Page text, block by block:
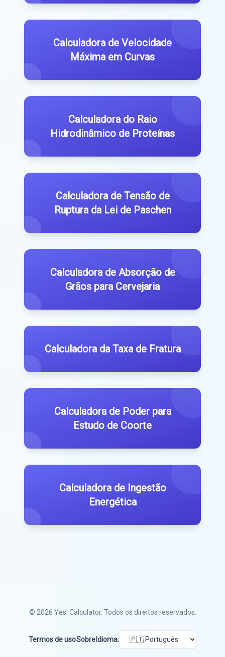
Calculadora de Velocidade
Máxima em Curvas
Calculadora do Raio
Hidrodinâmico de Proteínas
Calculadora de Tensão de
Ruptura da Lei de Paschen
Calculadora de Absorção de
Grãos para Cervejaria
Calculadora da Taxa de Fratura
Calculadora de Poder para
Estudo de Coorte
Calculadora de Ingestão
Energética
© 2026 Yes! Calculator. Todos os direitos reservados.
Termos de usoSobre Idioma: